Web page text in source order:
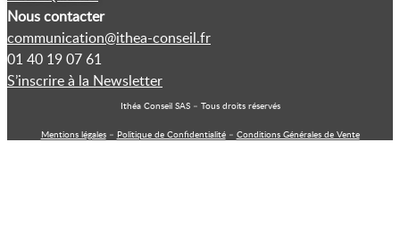
Nous contacter
communication@ithea-conseil.fr
01 40 19 07 61
S’inscrire à la Newsletter
Ithéa Conseil SAS – Tous droits réservés
Mentions légales– Politique de Confidentialité– Conditions Générales de Vente